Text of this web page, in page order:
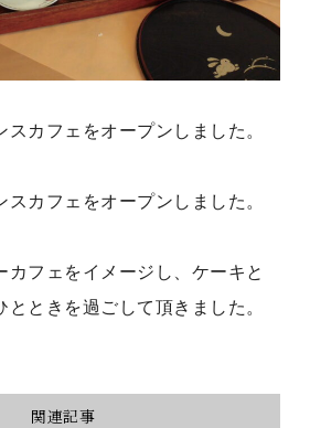
カフェをオープンしました。
カフェをオープンしました。
カフェをイメージし、ケーキと
とときを過ごして頂きました。
関連記事